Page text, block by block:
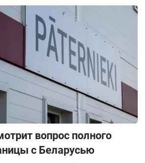
вопрос полного
с Беларусью